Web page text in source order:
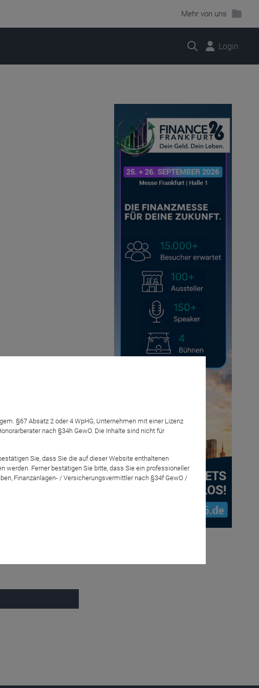
Mehr von uns
Suche Login
sowie
darauf hin,
§67 Absatz 2 oder 4 WpHG, Unternehmen mit einer Lizenz
nach §34h GewO. Die Inhalte sind nicht für
Sie, dass Sie die auf dieser Website enthaltenen
werden. Ferner bestätigen Sie bitte, dass Sie ein professioneller
Finanzanlagen- / Versicherungsvermittler nach §34f GewO /